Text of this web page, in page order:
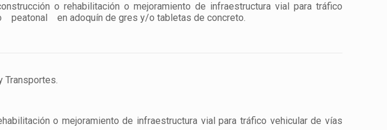
o rehabilitación o mejoramiento de infraestructura vial para tráfico
peatonal en adoquín de gres y/o tabletas de concreto.
Transportes.
o mejoramiento de infraestructura vial para tráfico vehicular de vías